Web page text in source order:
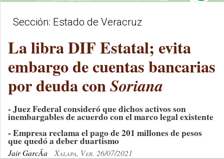
Sección: Estado de Veracruz
La libra DIF Estatal; evita
embargo de cuentas bancarias
por deuda conSoriana
- Juez Federal consideró que dichos activos son
inembargables de acuerdo con el marco legal existente
- Empresa reclama el pago de 201 millones de pesos
que quedó a deber duartismo
Jair GarcÃ­a Xalapa, Ver. 26/07/2021